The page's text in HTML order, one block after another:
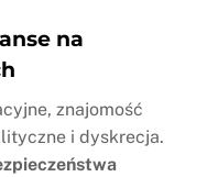
na
znajomość
i dyskrecja.